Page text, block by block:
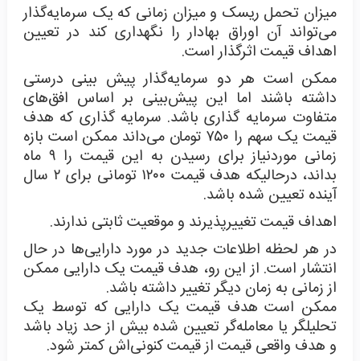
میزان تحمل ریسک و میزان زمانی که یک سرمایه‌گذار
می‌تواند آن اوراق بهادار را نگهداری کند در تعیین
اهداف قیمت اثرگذار است.
ممکن است هر دو سرمایه‌گذار پیش بینی درستی
داشته باشند اما این پیش‌بینی بر اساس افق‌های
متفاوت سرمایه گذاری باشد. سرمایه گذاری که هدف
قیمت یک سهم را ۷۵۰ تومان می‌داند ممکن است بازه
زمانی موردنیاز برای رسیدن به این قیمت را ۹ ماه
بداند، درحالیکه هدف قیمت ۱۲۰۰ تومانی برای ۲ سال
آینده تعیین شده باشد.
اهداف قیمت تغییرپذیرند و موقعیت ثابتی ندارند.
در هر لحظه اطلاعات جدید در مورد دارایی‌ها در حال
انتشار است. از این رو، هدف قیمت یک دارایی ممکن
از زمانی به زمان دیگر تغییر داشته باشد.
ممکن است هدف قیمت یک دارایی که توسط یک
تحلیلگر یا معامله‌گر تعیین شده بیش از حد زیاد باشد
و هدف واقعی قیمت از قیمت کنونی‌اش کمتر شود.